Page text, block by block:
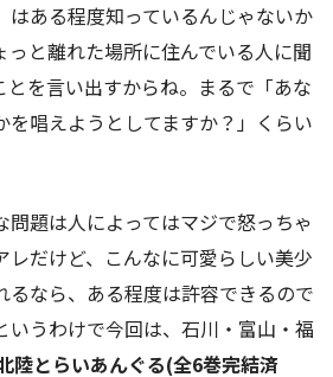
はある程度知っているんじゃないか
っと離れた場所に住んでいる人に聞
とを言い出すからね。まるで「あな
を唱えようとしてますか？」くらい
問題は人によってはマジで怒っちゃ
レだけど、こんなに可愛らしい美少
るなら、ある程度は許容できるので
いうわけで今回は、石川・富山・福
北陸とらいあんぐる(全6巻完結済